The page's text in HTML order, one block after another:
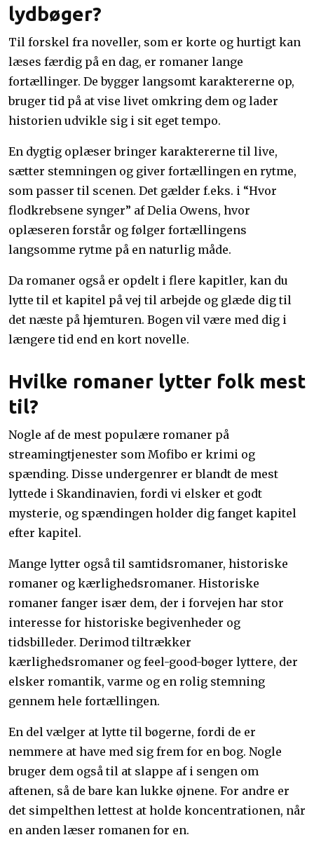
lydbøger?
Til forskel fra noveller, som er korte og hurtigt kan
læses færdig på en dag, er romaner lange
fortællinger. De bygger langsomt karaktererne op,
bruger tid på at vise livet omkring dem og lader
historien udvikle sig i sit eget tempo.
En dygtig oplæser bringer karaktererne til live,
sætter stemningen og giver fortællingen en rytme,
som passer til scenen. Det gælder f.eks. i “Hvor
flodkrebsene synger” af Delia Owens, hvor
oplæseren forstår og følger fortællingens
langsomme rytme på en naturlig måde.
Da romaner også er opdelt i flere kapitler, kan du
lytte til et kapitel på vej til arbejde og glæde dig til
det næste på hjemturen. Bogen vil være med dig i
længere tid end en kort novelle.
Hvilke romaner lytter folk mest
til?
Nogle af de mest populære romaner på
streamingtjenester som Mofibo er krimi og
spænding. Disse undergenrer er blandt de mest
lyttede i Skandinavien, fordi vi elsker et godt
mysterie, og spændingen holder dig fanget kapitel
efter kapitel.
Mange lytter også til samtidsromaner, historiske
romaner og kærlighedsromaner. Historiske
romaner fanger især dem, der i forvejen har stor
interesse for historiske begivenheder og
tidsbilleder. Derimod tiltrækker
kærlighedsromaner og feel-good-bøger lyttere, der
elsker romantik, varme og en rolig stemning
gennem hele fortællingen.
En del vælger at lytte til bøgerne, fordi de er
nemmere at have med sig frem for en bog. Nogle
bruger dem også til at slappe af i sengen om
aftenen, så de bare kan lukke øjnene. For andre er
det simpelthen lettest at holde koncentrationen, når
en anden læser romanen for en.